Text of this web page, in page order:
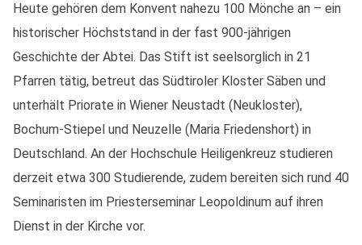
Heute gehören dem Konvent nahezu 100 Mönche an – ein
historischer Höchststand in der fast 900-jährigen
Geschichte der Abtei. Das Stift ist seelsorglich in 21
Pfarren tätig, betreut das Südtiroler Kloster Säben und
unterhält Priorate in Wiener Neustadt (Neukloster),
Bochum-Stiepel und Neuzelle (Maria Friedenshort) in
Deutschland. An der Hochschule Heiligenkreuz studieren
derzeit etwa 300 Studierende, zudem bereiten sich rund 40
Seminaristen im Priesterseminar Leopoldinum auf ihren
Dienst in der Kirche vor.